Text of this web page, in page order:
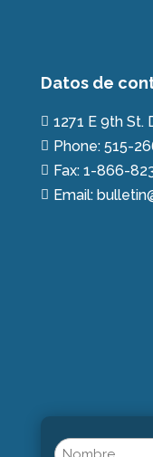
Datos de
 1271 E 9th St.
 Phone: 515-
 Fax: 1-866-
 Email:
Name